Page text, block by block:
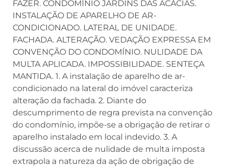
FAZER. CONDOMÍNIO JARDINS DAS ACÁCIAS.
INSTALAÇÃO DE APARELHO DE AR-
CONDICIONADO. LATERAL DE UNIDADE.
FACHADA. ALTERAÇÃO. VEDAÇÃO EXPRESSA EM
CONVENÇÃO DO CONDOMÍNIO. NULIDADE DA
MULTA APLICADA. IMPOSSIBILIDADE. SENTEÇA
MANTIDA. 1. A instalação de aparelho de ar-
condicionado na lateral do imóvel caracteriza
alteração da fachada. 2. Diante do
descumprimento de regra prevista na convenção
do condomínio, impõe-se a obrigação de retirar o
aparelho instalado em local indevido. 3. A
discussão acerca de nulidade de multa imposta
extrapola a natureza da ação de obrigação de